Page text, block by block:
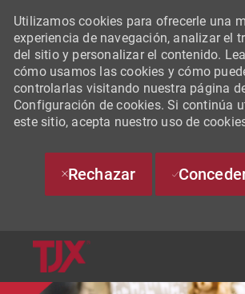
Utilizamos cookies para ofrecerle una
experiencia de navegación, analizar el
del sitio y personalizar el contenido.
cómo usamos las cookies y cómo
controlarlas visitando nuestra página
Configuración de cookies. Si continúa
este sitio, acepta nuestro uso de
Rechazar